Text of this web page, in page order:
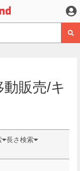
販売/キ
長さ検索